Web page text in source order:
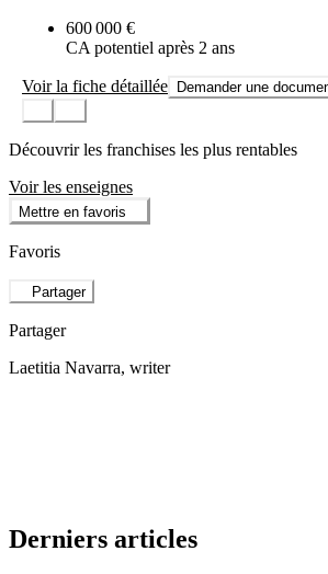
600 000 €
CA potentiel après 2 ans
Voir la fiche détaillée Demander une
Découvrir les franchises les plus rentables
Voir les enseignes
Mettre en favoris
Favoris
Partager
Partager
Laetitia Navarra, writer
Derniers articles